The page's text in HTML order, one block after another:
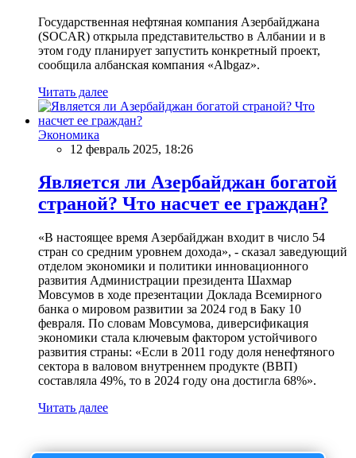
Государственная нефтяная компания Азербайджана
(SOCAR) открыла представительство в Албании и в
этом году планирует запустить конкретный проект,
сообщила албанская компания «Albgaz».
Читать далее
Экономика
12 февраль 2025, 18:26
Является ли Азербайджан богатой
страной? Что насчет ее граждан?
«В настоящее время Азербайджан входит в число 54
стран со средним уровнем дохода», - сказал заведующий
отделом экономики и политики инновационного
развития Администрации президента Шахмар
Мовсумов в ходе презентации Доклада Всемирного
банка о мировом развитии за 2024 год в Баку 10
февраля. По словам Мовсумова, диверсификация
экономики стала ключевым фактором устойчивого
развития страны: «Если в 2011 году доля ненефтяного
сектора в валовом внутреннем продукте (ВВП)
составляла 49%, то в 2024 году она достигла 68%».
Читать далее